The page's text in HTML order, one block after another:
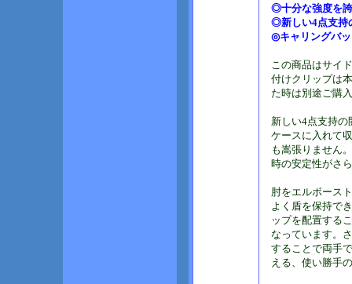
◎十分な強度を
◎新しい4点支持
◎キャリングバ
この商品はサイ
付けクリップは
た時は別途ご購
新しい4点支持
ケースに入れて
も嵩張りません
時の安定性がさ
肘をエルボース
よく盾を保持で
ップを配置する
なっています。
することで両手
える、使い勝手